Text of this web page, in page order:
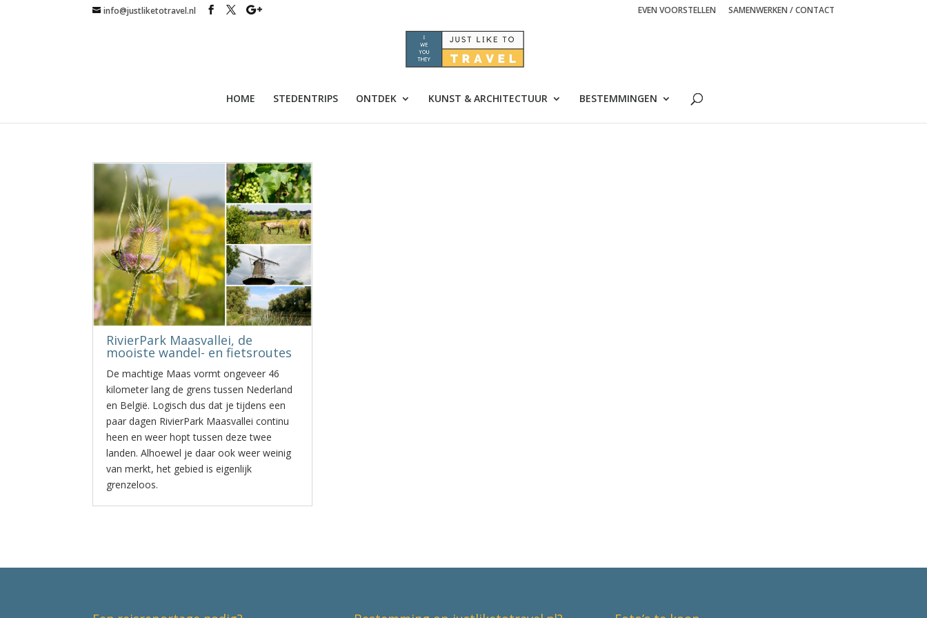
info@justliketotravel.nl EVEN VOORSTELLEN SAMENWERKEN / CONTACT
HOME STEDENTRIPS ONTDEK KUNST & ARCHITECTUUR BESTEMMINGEN
RivierPark Maasvallei, de
mooiste wandel- en fietsroutes
De machtige Maas vormt ongeveer 46
kilometer lang de grens tussen Nederland
en België. Logisch dus dat je tijdens een
paar dagen RivierPark Maasvallei continu
heen en weer hopt tussen deze twee
landen. Alhoewel je daar ook weer weinig
van merkt, het gebied is eigenlijk
grenzeloos.